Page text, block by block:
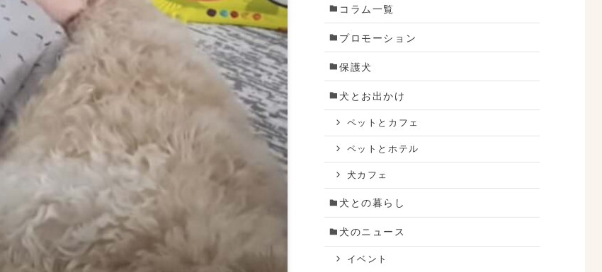
コラム一覧
プロモーション
保護犬
犬とお出かけ
ペットとカフェ
ペットとホテル
犬カフェ
犬との暮らし
犬のニュース
イベント